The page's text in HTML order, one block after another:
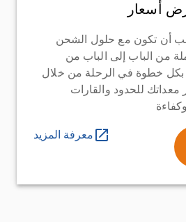
أسعار
أن تكون مع حلول الشحن
من الباب إلى الباب من
بكل خطوة في الرحلة من خلال
معداتك للحدود والقارات
معرفة المزيد